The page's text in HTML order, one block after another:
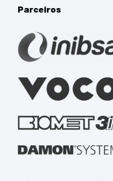
Parceiros